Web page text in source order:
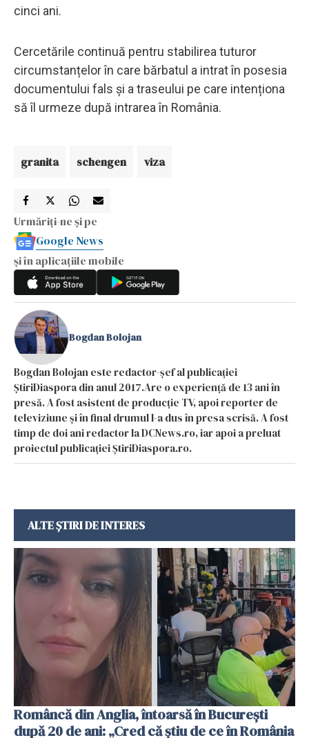
cinci ani.
Cercetările continuă pentru stabilirea tuturor
circumstanțelor în care bărbatul a intrat în posesia
documentului fals și a traseului pe care intenționa
să îl urmeze după intrarea în România.
granita schengen viza
Urmăriți-ne și pe
Google News
și în aplicațiile mobile
Bogdan Bolojan
Bogdan Bolojan este redactor-șef al publicației
ȘtiriDiaspora din anul 2017.Are o experiență de 13 ani în
presă. A fost asistent de producție TV, apoi reporter de
televiziune și în final drumul l-a dus în presa scrisă. A fost
timp de doi ani redactor la DCNews.ro, iar apoi a preluat
proiectul publicației ȘtiriDiaspora.ro.
ALTE ȘTIRI DE INTERES
Româncă din Anglia, întoarsă în București
după 20 de ani: „Cred că știu de ce în România